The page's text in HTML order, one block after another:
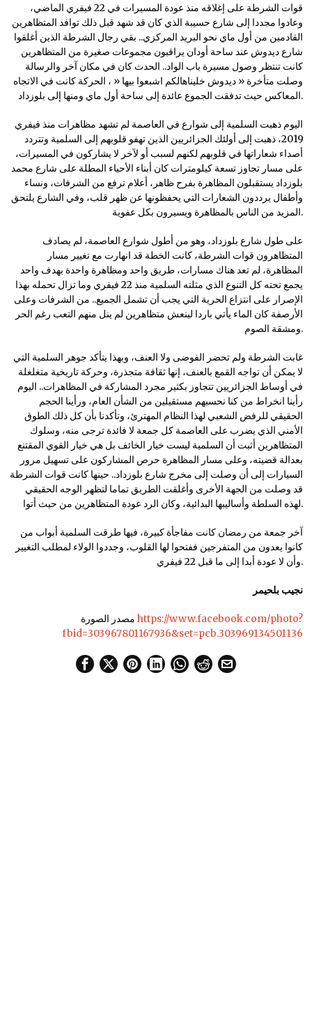
قوات الشرطة على إغلاقه منذ عودة المسيرات في 22 فيفري الماضي،
وعادوا مجددا إلى شارع حسيبة الذي كان قد شهد قبل ذلك توافد المتظاهرين
القادمين من أول ماي نحو البريد المركزي.. بقي رجال الشرطة الذين أغلقوا
شارع ديدوش عند ساحة أودان يراقبون مجموعات صغيرة من المتظاهرين
كانت تنتظر وصول مسيرة باب الواد.. الحدث كان في مكان آخر والرسالة
وصلت متأخرة « ديدوش خليناهالكم اشبعوا بيها « ، الحركة كانت في الاتجاه
المعاكس حيث تدفقت الجموع عائدة إلى ساحة أول ماي ومنها إلى بلوزداد.
اليوم ذهبت السلمية إلى شوارع في العاصمة لم تشهد مظاهرات منذ فيفري
2019، ذهبت إلى أولئك الجزائريين الذين تهفو قلوبهم إلى السلمية وتتردد
أصداء شعاراتها في قلوبهم لكنهم لسبب أو لآخر لا يشاركون في المسيرات،
على مسار تجاوز تسعة كيلومترات كان أبناء الأحياء المطلة على شارع محمد
بلوزداد يستقبلون المظاهرة بفرح ظاهر، أعلام ترفع من الشرفات، ونساء
وأطفال يرددون الشعارات التي يحفظونها عن ظهر قلب، وفي الشارع يلتحق
المزيد من الناس بالمظاهرة ويسيرون بكل عفوية.
على طول شارع بلوزداد، وهو من أطول شوارع العاصمة، لم يصادف
المتظاهرون قوات الشرطة، كانت الخطة قد انهارت مع تغيير مسار
المظاهرة، لم تعد هناك مسارات، طريق واحد ومظاهرة واحدة بهدف واحد
يجمع تحته كل التنوع الذي مثلته السلمية منذ 22 فيفري وما تزال تحمله بهذا
الإصرار على انتزاع الحرية التي يجب أن تشمل الجميع.. من الشرفات وعلى
الأرصفة كان الماء يأتي باردا لينعش متظاهرين لم ينل منهم التعب رغم الحر
ومشقة الصوم.
غابت الشرطة ولم تحضر الفوضى ولا العنف، وبهذا يتأكد جوهر السلمية التي
لا يمكن أن تواجه القمع بالعنف، إنها ثقافة متجذرة، وحركة تاريخية متغلغلة
في أوساط الجزائريين تتجاوز بكثير مجرد المشاركة في المظاهرات.. اليوم
رأينا انخراط من كنا نحسبهم مستقيلين من الشأن العام، ورأينا الحجم
الحقيقي للرفض الشعبي لهذا النظام المهترئ، وتأكدنا بأن كل ذلك الطوق
الأمني الذي يضرب على العاصمة كل جمعة لا فائدة ترجى منه، وسلوك
المتظاهرين أثبت أن السلمية ليست خيار الخائف بل هي خيار القوي المقتنع
بعدالة قضيته، وعلى مسار المظاهرة حرص المشاركون على تسهيل مرور
السيارات إلى أن وصلت إلى مخرج شارع بلوزداد.. حينها كانت قوات الشرطة
قد وصلت من الجهة الأخرى وأغلقت الطريق تماما لتظهر الوجه الحقيقي
لهذه السلطة وأساليبها البدائية، وكان الرد عودة المتظاهرين من حيث أتوا.
آخر جمعة من رمضان كانت مفاجأة كبيرة، فيها طرقت السلمية أبواب من
كانوا يعدون من المتفرجين ففتحوا لها القلوب، وجددوا الولاء لمطلب التغيير
وأن لا عودة أبدا إلى ما قبل 22 فيفري.
نجيب بلحيمر
https://www.facebook.com/photo?
fbid=303967801167936&set=pcb.303969134501136